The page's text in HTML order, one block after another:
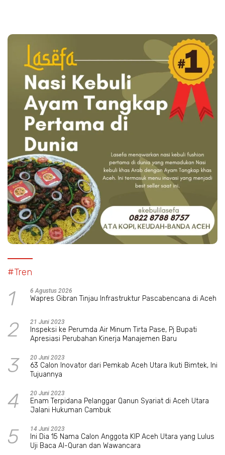
#Tren
1 6 Agustus 2026
Wapres Gibran Tinjau Infrastruktur Pascabencana di Aceh
2 21 Juni 2023
Inspeksi ke Perumda Air Minum Tirta Pase, Pj Bupati
Apresiasi Perubahan Kinerja Manajemen Baru
3 20 Juni 2023
63 Calon Inovator dari Pemkab Aceh Utara Ikuti Bimtek, Ini
Tujuannya
4 20 Juni 2023
Enam Terpidana Pelanggar Qanun Syariat di Aceh Utara
Jalani Hukuman Cambuk
5 14 Juni 2023
Ini Dia 15 Nama Calon Anggota KIP Aceh Utara yang Lulus
Uji Baca Al-Quran dan Wawancara